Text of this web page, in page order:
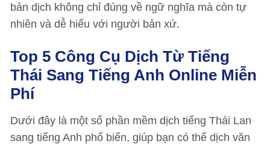
bản dịch không chỉ đúng về ngữ nghĩa mà còn tự
nhiên và dễ hiểu với người bản xứ.
Top 5 Công Cụ Dịch Từ Tiếng
Thái Sang Tiếng Anh Online Miễn
Phí
Dưới đây là một số phần mềm dịch tiếng Thái Lan
sang tiếng Anh phổ biến, giúp bạn có thể dịch văn